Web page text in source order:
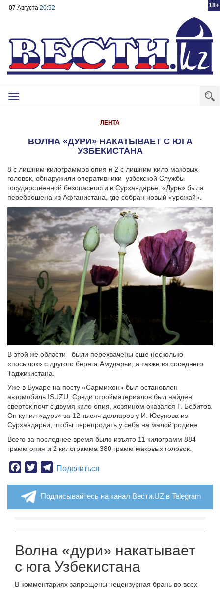
18+
07 Августа 20:52
Toggle
ЛЕНТА
ВОЛНА «ДУРИ» НАКАТЫВАЕТ С ЮГА
УЗБЕКИСТАНА
8 с лишним килограммов опия и 2 с лишним кило маковых
головок, обнаружили оперативники узбекской Службы
государственной безопасности в Сурхандарье. «Дурь» была
переброшена из Афганистана, где собран новый «урожай».
В этой же области были перехвачены еще несколько
«посылок» с другого берега Амударьи, а также из соседнего
Таджикистана.
Уже в Бухаре на посту «Сармижон» был остановлен
автомобиль ISUZU. Среди стройматериалов был найден
сверток почт с двумя кило опия, хозяином оказался Г. Бебитов.
Он купил «дурь» за 12 тысяч долларов у И. Юсупова из
Сурхандарьи, чтобы перепродать у себя на малой родине.
Всего за последнее время было изъято 11 килограмм 884
грамм опия и 2 килограмма 380 грамм маковых головок.
Facebook
TwitterTelegram
Поделиться
Подписывайтесь на канал Вести.UZ в Telegram
Волна «дури» накатывает
с юга Узбекистана
В комментариях запрещены нецензурная брань во всех